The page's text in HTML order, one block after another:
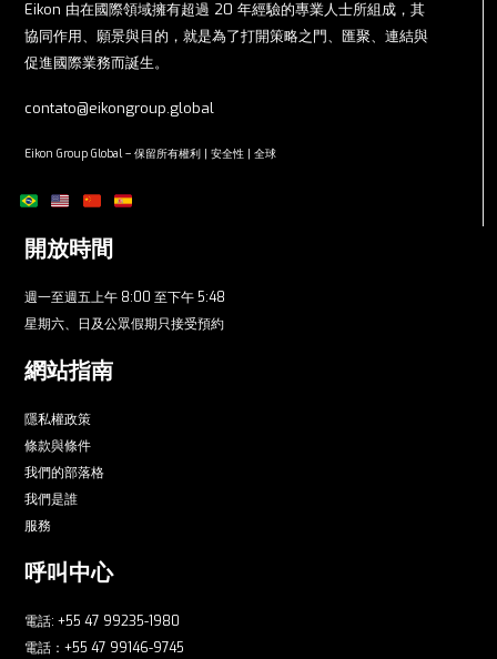
Eikon 由在國際領域擁有超過 20 年經驗的專業人士所組成，其
協同作用、願景與目的，就是為了打開策略之門、匯聚、連結與
促進國際業務而誕生。
contato@eikongroup.global
Eikon Group Global – 保留所有權利 | 安全性 | 全球
開放時間
週一至週五上午 8:00 至下午 5:48
星期六、日及公眾假期只接受預約
網站指南
隱私權政策
條款與條件
我們的部落格
我們是誰
服務
呼叫中心
電話: +55 47 99235-1980
電話：+55 47 99146-9745